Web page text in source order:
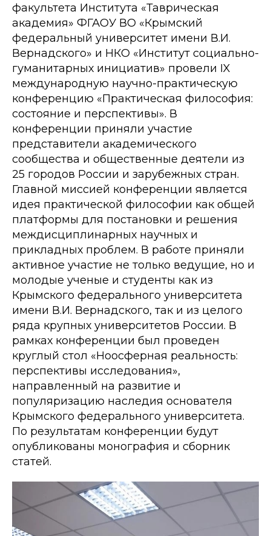
факультета Института «Таврическая
академия» ФГАОУ ВО «Крымский
федеральный университет имени В.И.
Вернадского» и НКО «Институт социально-
гуманитарных инициатив» провели IX
международную научно-практическую
конференцию «Практическая философия:
состояние и перспективы». В
конференции приняли участие
представители академического
сообщества и общественные деятели из
25 городов России и зарубежных стран.
Главной миссией конференции является
идея практической философии как общей
платформы для постановки и решения
междисциплинарных научных и
прикладных проблем. В работе приняли
активное участие не только ведущие, но и
молодые ученые и студенты как из
Крымского федерального университета
имени В.И. Вернадского, так и из целого
ряда крупных университетов России. В
рамках конференции был проведен
круглый стол «Ноосферная реальность:
перспективы исследования»,
направленный на развитие и
популяризацию наследия основателя
Крымского федерального университета.
По результатам конференции будут
опубликованы монография и сборник
статей.